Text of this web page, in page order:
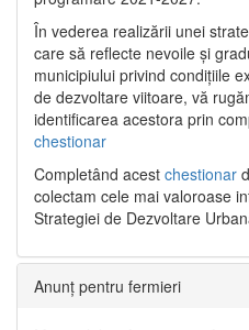
În vederea realizării unei
care să reflecte nevoile și
municipiului privind condițiile
de dezvoltare viitoare, vă
identificarea acestora prin
chestionar
Completând acest chestionar
colectam cele mai valoroase
Strategiei de Dezvoltare
Anunț pentru fermieri